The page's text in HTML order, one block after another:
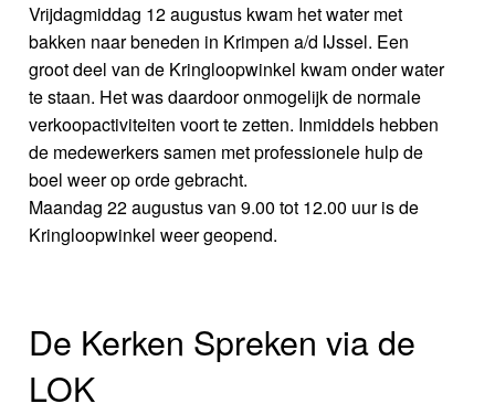
Vrijdagmiddag 12 augustus kwam het water met
bakken naar beneden in Krimpen a/d IJssel. Een
groot deel van de Kringloopwinkel kwam onder water
te staan. Het was daardoor onmogelijk de normale
verkoopactiviteiten voort te zetten. Inmiddels hebben
de medewerkers samen met professionele hulp de
boel weer op orde gebracht.
Maandag 22 augustus van 9.00 tot 12.00 uur is de
Kringloopwinkel weer geopend.
De Kerken Spreken via de
LOK